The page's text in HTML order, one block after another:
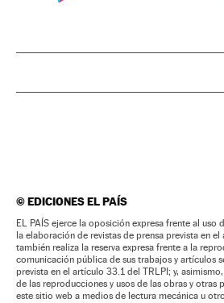
©EDICIONES EL PAÍS
EL PAÍS ejerce la oposición expresa frente al uso
la elaboración de revistas de prensa prevista en
también realiza la reserva expresa frente a la
comunicación pública de sus trabajos y artículos
prevista en el artículo 33.1 del TRLPI; y,
de las reproducciones y usos de las obras y otras
este sitio web a medios de lectura mecánica u